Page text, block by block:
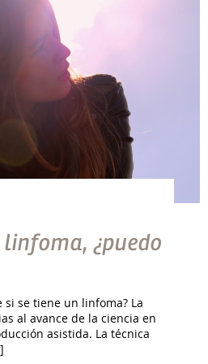
¿puedo
si se tiene un linfoma? La
al avance de la ciencia en
asistida. La técnica